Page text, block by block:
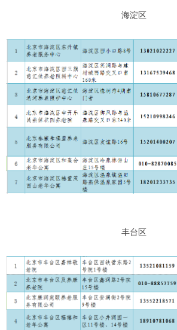
海淀区
丰台区